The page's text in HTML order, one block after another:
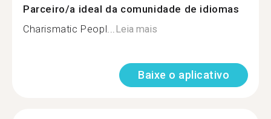
Parceiro/a ideal da comunidade de idiomas
Charismatic Peopl...Leia mais
Baixe o aplicativo